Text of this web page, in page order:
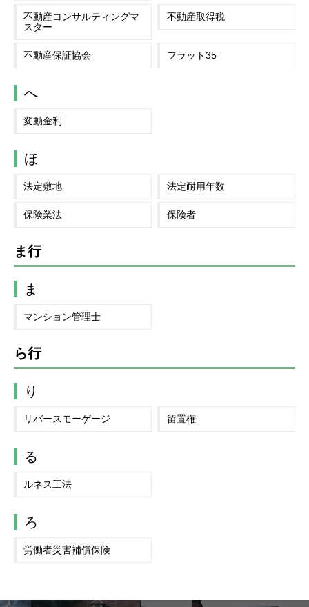
不動産コンサルティングマ
スター
不動産取得税
不動産保証協会 フラット35
へ
変動金利
ほ
法定敷地 法定耐用年数
保険業法 保険者
ま行
ま
マンション管理士
ら行
り
リバースモーゲージ 留置権
る
ルネス工法
ろ
労働者災害補償保険